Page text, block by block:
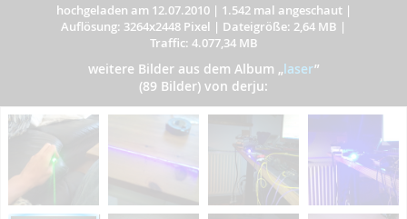
hochgeladen am 12.07.2010| 1.542 mal angeschaut|
Auflösung: 3264x2448 Pixel | Dateigröße: 2,64 MB |
Traffic: 4.077,34 MB
weitere Bilder aus dem Album „laser”
(89 Bilder) von derju: